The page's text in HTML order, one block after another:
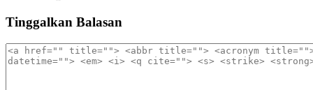
Tinggalkan Balasan